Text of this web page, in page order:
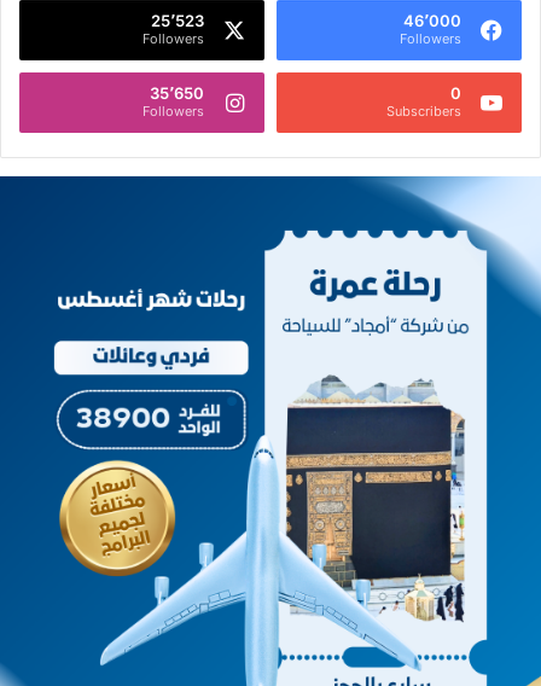
46٬000
Followers
25٬523
Followers
0
Subscribers
35٬650
Followers